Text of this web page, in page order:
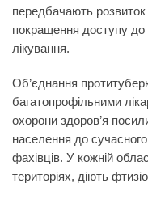
передбачають
покращення доступу до
лікування.
Об’єднання
багатопрофільними
охорони здоров’я
населення до
фахівців. У кожній
територіях, діють